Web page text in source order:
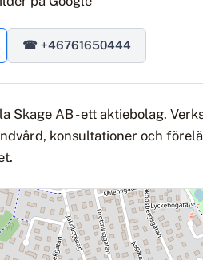
☎ +46761650444
Skage AB - ett aktiebolag.
konsultationer och